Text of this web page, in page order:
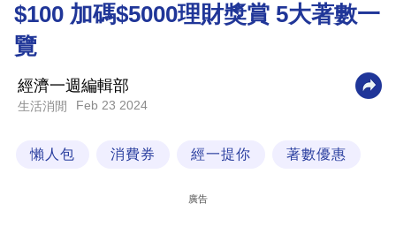
商
科
技
場
$100 加碼$5000理財獎賞 5大著數一
覽
經濟一週編輯部
生活消閒 Feb 23 2024
懶人包 消費券 經一提你 著數優惠
廣告